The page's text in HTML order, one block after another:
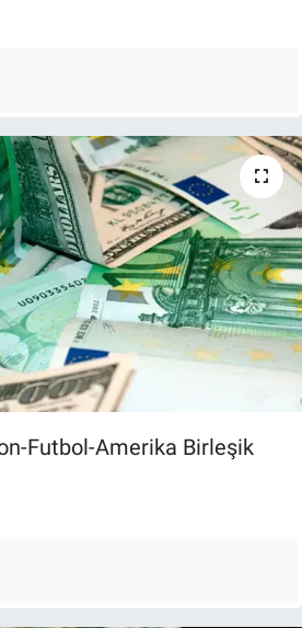
Futbol-Amerika Birleşik